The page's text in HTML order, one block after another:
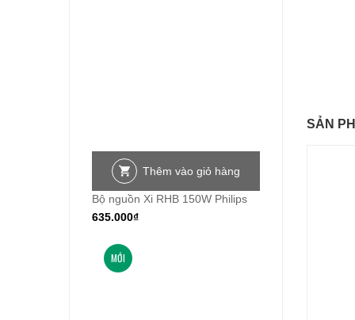
SẢN
Thêm vào giỏ hàng
Bộ nguồn Xi RHB 150W Philips
635.000₫
MỚI